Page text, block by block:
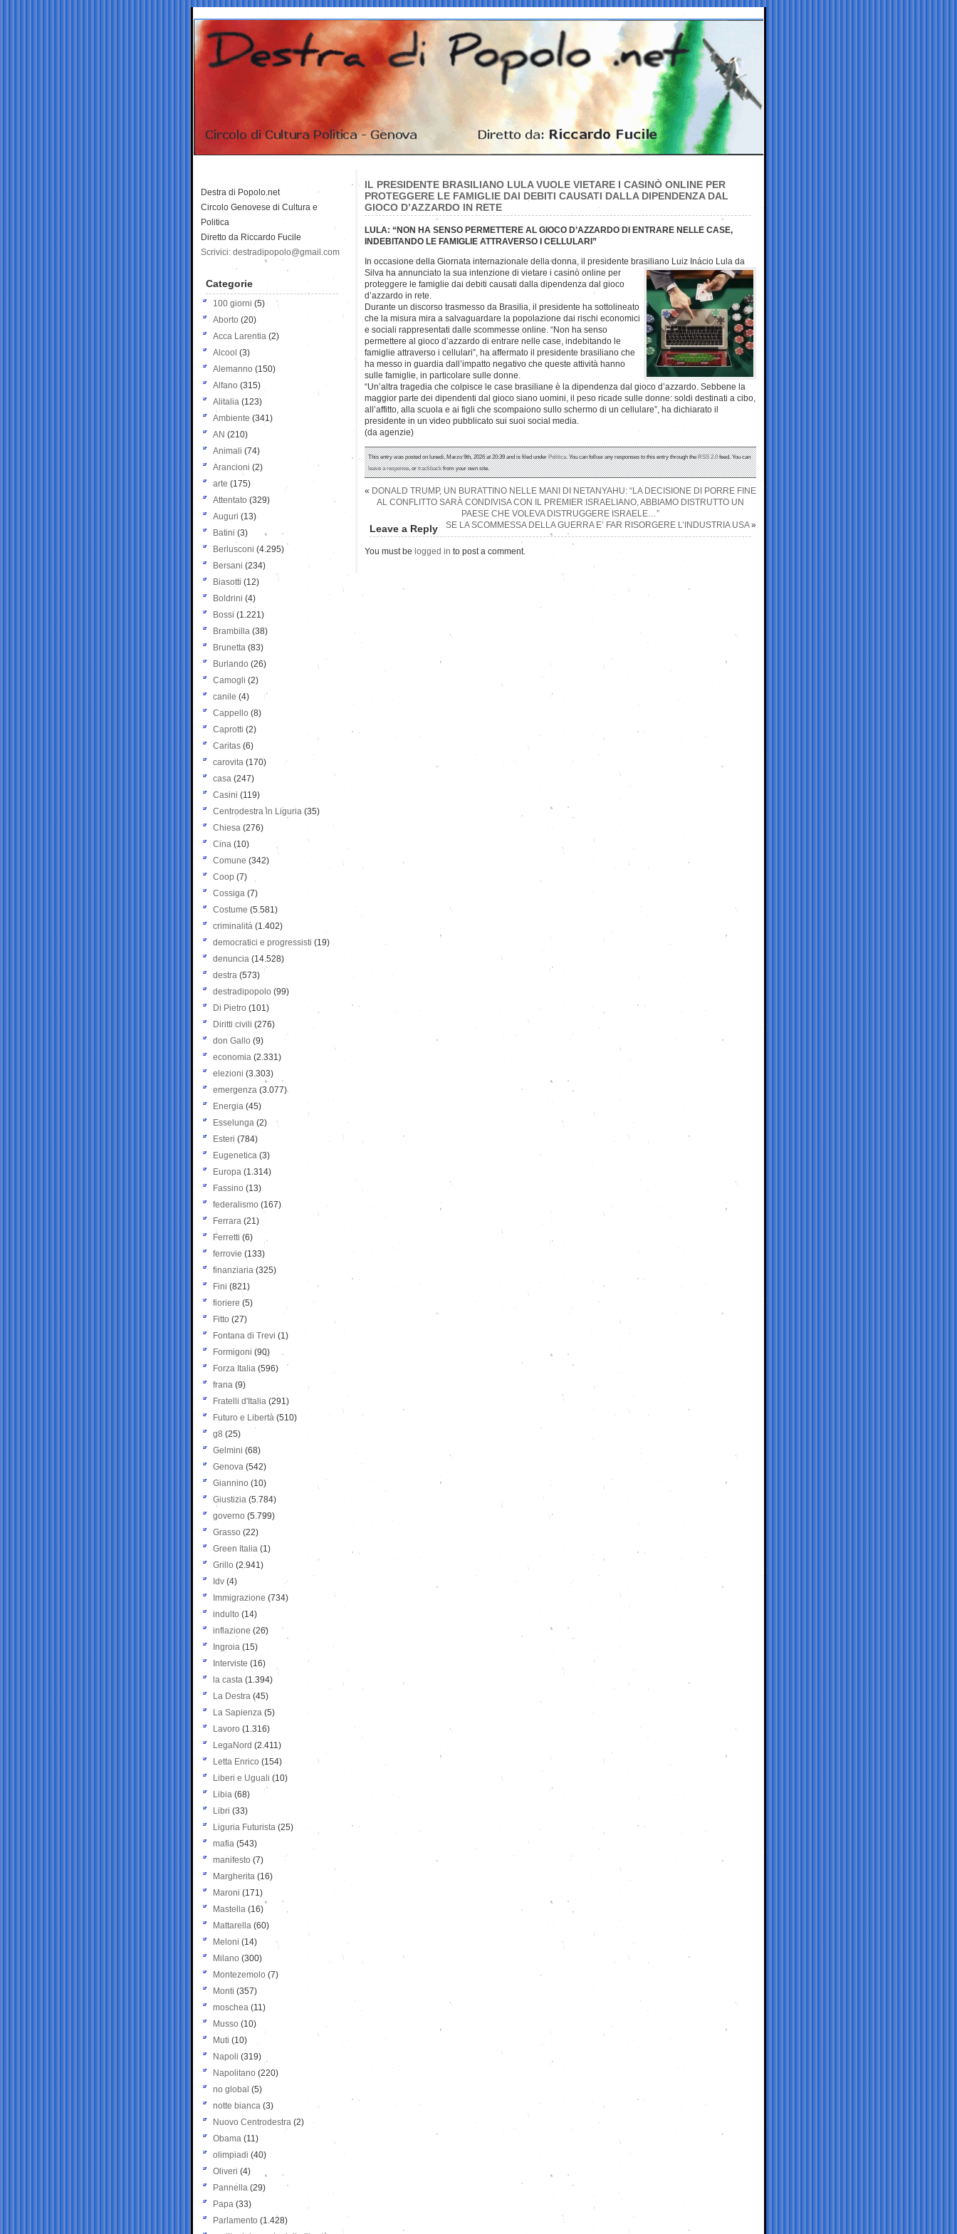
IL PRESIDENTE BRASILIANO LULA VUOLE VIETARE I CASINÒ ONLINE PER
PROTEGGERE LE FAMIGLIE DAI DEBITI CAUSATI DALLA DIPENDENZA DAL
GIOCO D’AZZARDO IN RETE
LULA: “NON HA SENSO PERMETTERE AL GIOCO D’AZZARDO DI ENTRARE NELLE CASE,
INDEBITANDO LE FAMIGLIE ATTRAVERSO I CELLULARI”
In occasione della Giornata internazionale della donna, il presidente brasiliano Luiz Inácio Lula da
Silva ha annunciato la sua intenzione di vietare i casinò online per
proteggere le famiglie dai debiti causati dalla dipendenza dal gioco
d’azzardo in rete.
Durante un discorso trasmesso da Brasilia, il presidente ha sottolineato
che la misura mira a salvaguardare la popolazione dai rischi economici
e sociali rappresentati dalle scommesse online. “Non ha senso
permettere al gioco d’azzardo di entrare nelle case, indebitando le
famiglie attraverso i cellulari”, ha affermato il presidente brasiliano che
ha messo in guardia dall’impatto negativo che queste attività hanno
sulle famiglie, in particolare sulle donne.
“Un’altra tragedia che colpisce le case brasiliane è la dipendenza dal gioco d’azzardo. Sebbene la
maggior parte dei dipendenti dal gioco siano uomini, il peso ricade sulle donne: soldi destinati a cibo,
all’affitto, alla scuola e ai figli che scompaiono sullo schermo di un cellulare”, ha dichiarato il
presidente in un video pubblicato sui suoi social media.
(da agenzie)
This entry was posted on lunedì, Marzo 9th, 2026 at 20:39 and is filed underPolitica. You can follow any responses to this entry through theRSS 2.0feed. You can
leave a response, ortrackbackfrom your own site.
« DONALD TRUMP, UN BURATTINO NELLE MANI DI NETANYAHU: “LA DECISIONE DI PORRE FINE
AL CONFLITTO SARÀ CONDIVISA CON IL PREMIER ISRAELIANO, ABBIAMO DISTRUTTO UN
PAESE CHE VOLEVA DISTRUGGERE ISRAELE…”
SE LA SCOMMESSA DELLA GUERRA E’ FAR RISORGERE L’INDUSTRIA USA»
Leave a Reply
You must be logged in to post a comment.
Destra di Popolo.net
Circolo Genovese di Cultura e
Politica
Diretto da Riccardo Fucile
Scrivici: destradipopolo@gmail.com
Categorie
100 giorni (5)
Aborto (20)
Acca Larentia (2)
Alcool (3)
Alemanno (150)
Alfano (315)
Alitalia (123)
Ambiente (341)
AN (210)
Animali (74)
Arancioni (2)
arte (175)
Attentato (329)
Auguri (13)
Batini (3)
Berlusconi (4.295)
Bersani (234)
Biasotti (12)
Boldrini (4)
Bossi (1.221)
Brambilla (38)
Brunetta (83)
Burlando (26)
Camogli (2)
canile (4)
Cappello (8)
Caprotti (2)
Caritas (6)
carovita (170)
casa (247)
Casini (119)
Centrodestra in Liguria (35)
Chiesa (276)
Cina (10)
Comune (342)
Coop (7)
Cossiga (7)
Costume (5.581)
criminalità (1.402)
democratici e progressisti (19)
denuncia (14.528)
destra (573)
destradipopolo (99)
Di Pietro (101)
Diritti civili (276)
don Gallo (9)
economia (2.331)
elezioni (3.303)
emergenza (3.077)
Energia (45)
Esselunga (2)
Esteri (784)
Eugenetica (3)
Europa (1.314)
Fassino (13)
federalismo (167)
Ferrara (21)
Ferretti (6)
ferrovie (133)
finanziaria (325)
Fini (821)
fioriere (5)
Fitto (27)
Fontana di Trevi (1)
Formigoni (90)
Forza Italia (596)
frana (9)
Fratelli d'Italia (291)
Futuro e Libertà (510)
g8 (25)
Gelmini (68)
Genova (542)
Giannino (10)
Giustizia (5.784)
governo (5.799)
Grasso (22)
Green Italia (1)
Grillo (2.941)
Idv (4)
Immigrazione (734)
indulto (14)
inflazione (26)
Ingroia (15)
Interviste (16)
la casta (1.394)
La Destra (45)
La Sapienza (5)
Lavoro (1.316)
LegaNord (2.411)
Letta Enrico (154)
Liberi e Uguali (10)
Libia (68)
Libri (33)
Liguria Futurista (25)
mafia (543)
manifesto (7)
Margherita (16)
Maroni (171)
Mastella (16)
Mattarella (60)
Meloni (14)
Milano (300)
Montezemolo (7)
Monti (357)
moschea (11)
Musso (10)
Muti (10)
Napoli (319)
Napolitano (220)
no global (5)
notte bianca (3)
Nuovo Centrodestra (2)
Obama (11)
olimpiadi (40)
Oliveri (4)
Pannella (29)
Papa (33)
Parlamento (1.428)